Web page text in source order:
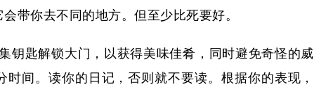
带你去不同的地方。但至少比死要好。
钥匙解锁大门，以获得美味佳肴，同时避免奇怪的威
间。读你的日记，否则就不要读。根据你的表现，